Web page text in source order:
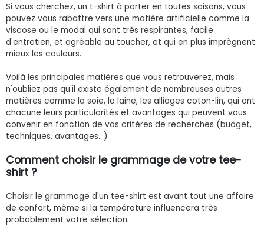
Si vous cherchez, un t-shirt à porter en toutes saisons, vous
pouvez vous rabattre vers une matière artificielle comme la
viscose ou le modal qui sont très respirantes, facile
d'entretien, et agréable au toucher, et qui en plus imprègnent
mieux les couleurs.
Voilà les principales matières que vous retrouverez, mais
n'oubliez pas qu'il existe également de nombreuses autres
matières comme la soie, la laine, les alliages coton-lin, qui ont
chacune leurs particularités et avantages qui peuvent vous
convenir en fonction de vos critères de recherches (budget,
techniques, avantages...)
Comment choisir le grammage de votre tee-
shirt ?
Choisir le grammage d'un tee-shirt est avant tout une affaire
de confort, même si la température influencera très
probablement votre sélection.